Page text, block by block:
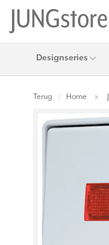
Designseries
Terug Home